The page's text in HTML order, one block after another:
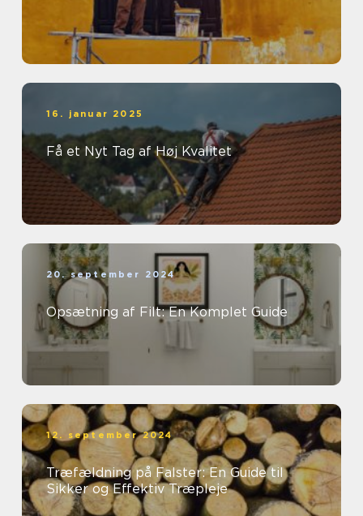
16. januar 2025
Få et Nyt Tag af Høj Kvalitet
20. september 2024
Opsætning af Filt: En Komplet Guide
12. september 2024
Træfældning på Falster: En Guide til
Sikker og Effektiv Træpleje